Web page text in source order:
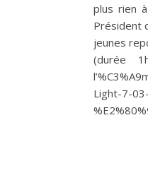
plus rien
Président
jeunes
(durée
Light-7-